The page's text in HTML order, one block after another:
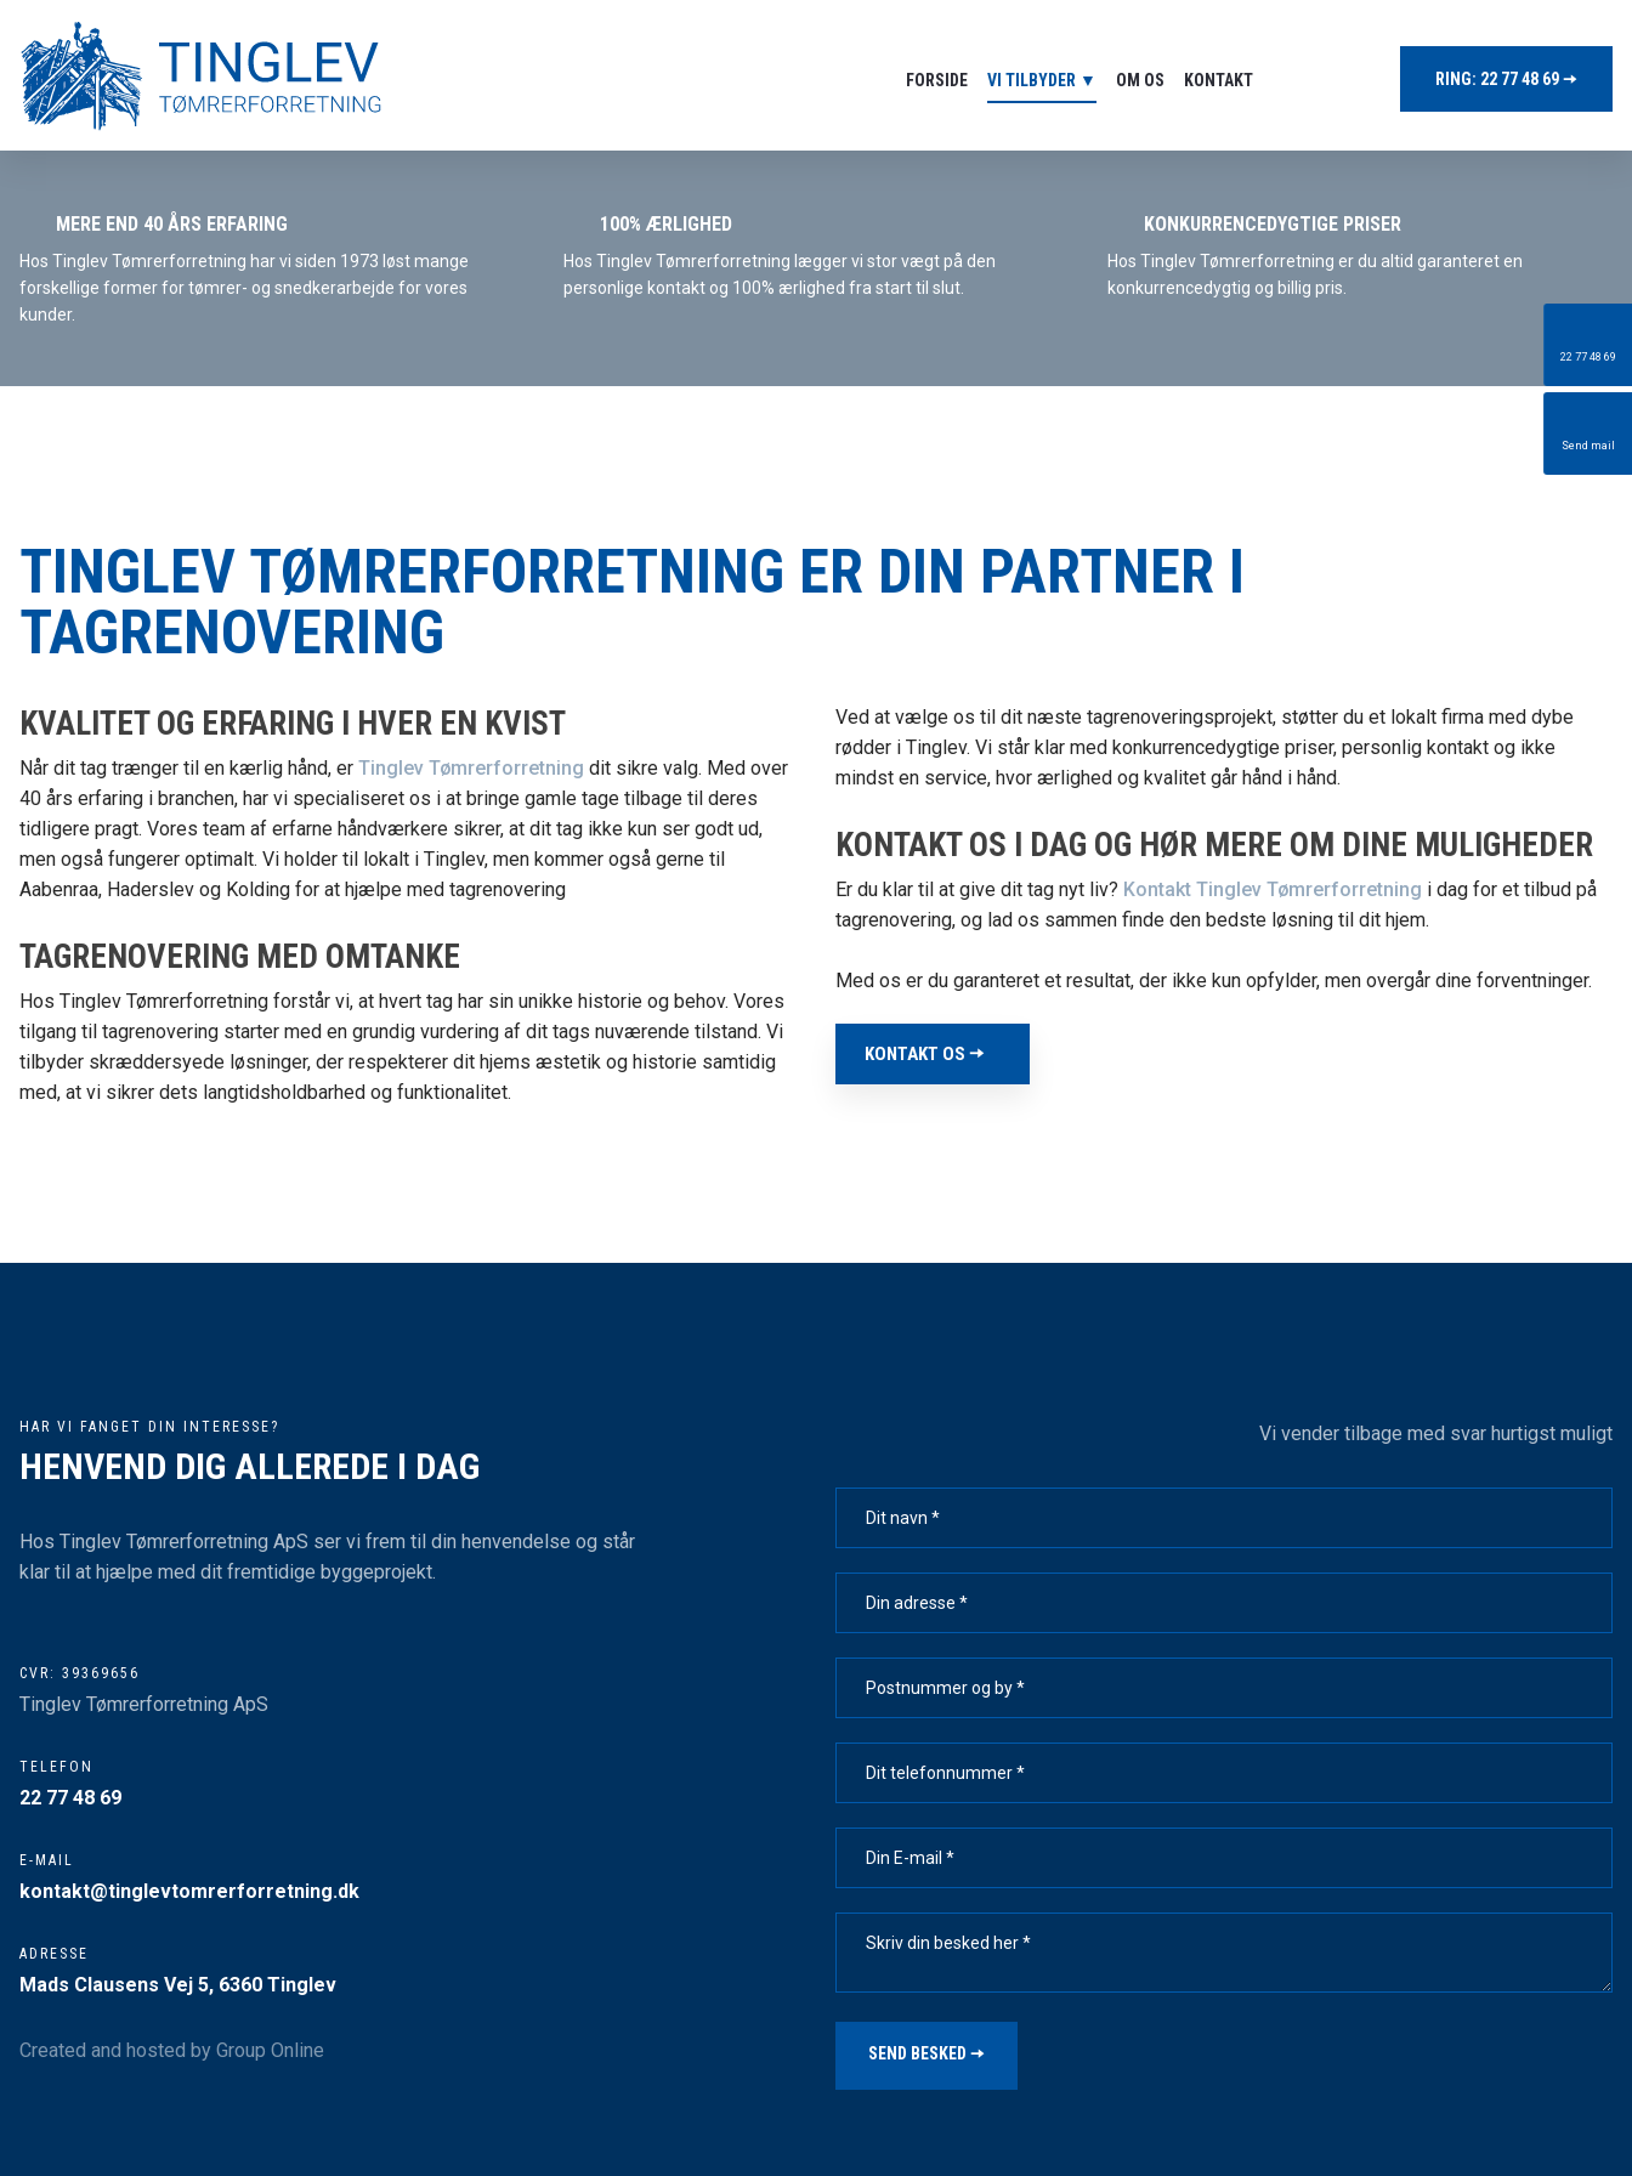
22 77 48 69
Send mail
FORSIDE VI TILBYDER ▼ OM OS KONTAKT RING: 22 77 48 69 ​​🠦​
MERE END 40 ÅRS ERFARING
Hos Tinglev Tømrerforretning har vi siden 1973 løst mange
forskellige former for tømrer- og snedkerarbejde for vores
kunder.
100% ÆRLIGHED
Hos Tinglev Tømrerforretning lægger vi stor vægt på den
personlige kontakt og 100% ærlighed fra start til slut.
KONKURRENCEDYGTIGE PRISER
Hos Tinglev Tømrerforretning er du altid garanteret en
konkurrencedygtig og billig pris.
TINGLEV TØMRERFORRETNING ER DIN PARTNER I
TAGRENOVERING
KVALITET OG ERFARING I HVER EN KVIST
Når dit tag trænger til en kærlig hånd, er Tinglev Tømrerforretning dit sikre valg. Med over
40 års erfaring i branchen, har vi specialiseret os i at bringe gamle tage tilbage til deres
tidligere pragt. Vores team af erfarne håndværkere sikrer, at dit tag ikke kun ser godt ud,
men også fungerer optimalt. Vi holder til lokalt i Tinglev, men kommer også gerne til
Aabenraa, Haderslev og Kolding for at hjælpe med tagrenovering
TAGRENOVERING MED OMTANKE
Hos Tinglev Tømrerforretning forstår vi, at hvert tag har sin unikke historie og behov. Vores
tilgang til tagrenovering starter med en grundig vurdering af dit tags nuværende tilstand. Vi
tilbyder skræddersyede løsninger, der respekterer dit hjems æstetik og historie samtidig
med, at vi sikrer dets langtidsholdbarhed og funktionalitet.
Ved at vælge os til dit næste tagrenoveringsprojekt, støtter du et lokalt firma med dybe
rødder i Tinglev. Vi står klar med konkurrencedygtige priser, personlig kontakt og ikke
mindst en service, hvor ærlighed og kvalitet går hånd i hånd.
KONTAKT OS I DAG OG HØR MERE OM DINE MULIGHEDER
Er du klar til at give dit tag nyt liv? Kontakt Tinglev Tømrerforretning i dag for et tilbud på
tagrenovering, og lad os sammen finde den bedste løsning til dit hjem.
Med os er du garanteret et resultat, der ikke kun opfylder, men overgår dine forventninger.
KONTAKT OS ​🠦​​
HAR VI FANGET DIN INTERESSE?
HENVEND DIG ALLEREDE I DAG
Hos Tinglev Tømrerforretning ApS ser vi frem til din henvendelse og står
klar til at hjælpe med dit fremtidige byggeprojekt.
CVR: ​39369656
​Tinglev Tømrerforretning ApS
​TELEFON
​22 77 48 69
​E-MAIL
kontakt@tinglevtomrerforretning.dk
ADRESSE
Mads Clausens Vej 5, 6360 Tinglev
Created and hosted by Group Online
Vi vender tilbage med svar hurtigst muligt